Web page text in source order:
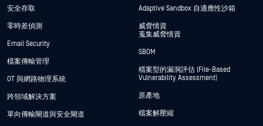
安全存取
零時差偵測
Email Security
檔案傳輸管理
OT 與網路物理系統
跨領域解決方案
單向傳輸閘道與安全閘道
Adaptive Sandbox 自適應性沙箱
威脅情資
蒐集威脅情資
SBOM
檔案型的漏洞評估 (File-Based
Vulnerability Assessment)
原產地
檔案解壓縮